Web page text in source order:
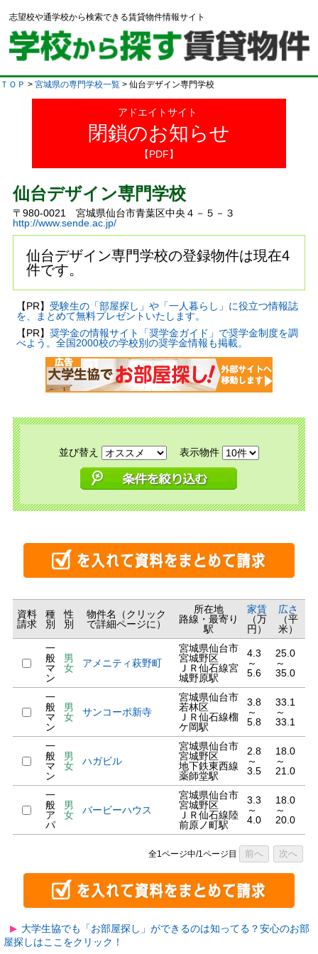
志望校や通学校から検索できる賃貸物件情報サイト
ＴＯＰ > 宮城県の専門学校一覧 > 仙台デザイン専門学校
アドエイトサイト
閉鎖のお知らせ
【PDF】
仙台デザイン専門学校
〒980-0021 宮城県仙台市青葉区中央４－５－３
http://www.sende.ac.jp/
仙台デザイン専門学校の登録物件は現在4
件です。
【PR】 受験生の「部屋探し」や「一人暮らし」に役立つ情報誌
を、まとめて無料プレゼントいたします。
【PR】 奨学金の情報サイト「奨学金ガイド」で奨学金制度を調
べよう。全国2000校の学校別の奨学金情報も掲載。
並び替え 表示物件
資料
請求
種
別
性
別
物件名（クリック
で詳細ページに）
所在地
路線・最寄り
駅
家賃
（万
円）
広さ
（平
米）
一
般
マ
ン
男
女
アメニティ萩野町
宮城県仙台市
宮城野区
ＪＲ仙石線宮
城野原駅
4.3
～
5.6
25.0
～
35.0
一
般
マ
ン
男
女
サンコーポ新寺
宮城県仙台市
若林区
ＪＲ仙石線榴
ケ岡駅
3.8
～
5.8
33.1
～
33.1
一
般
マ
ン
男
女
ハガビル
宮城県仙台市
宮城野区
地下鉄東西線
薬師堂駅
2.8
～
3.5
18.0
～
21.0
一
般
ア
パ
男
女
バービーハウス
宮城県仙台市
宮城野区
ＪＲ仙石線陸
前原ノ町駅
3.3
～
4.0
18.0
～
20.0
全1ページ中/1ページ目 前へ 次へ
大学生協でも「お部屋探し」ができるのは知ってる？安心のお部
屋探しはここをクリック！